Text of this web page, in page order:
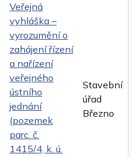
Veřejná
vyhláška –
vyrozumění o
zahájení řízení
a nařízení
veřejného
ústního
jednání
(pozemek
parc. č.
1415/4, k. ú.
Stavební
úřad
Březno